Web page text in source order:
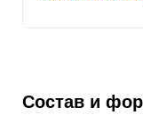
Состав и